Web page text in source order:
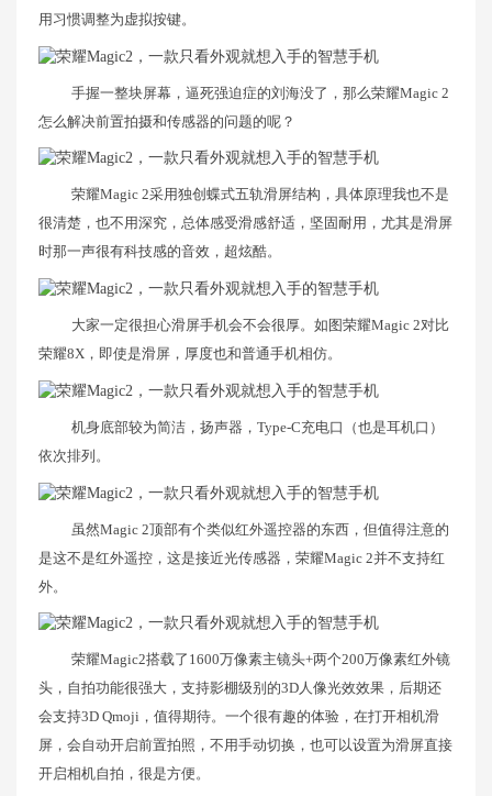
用习惯调整为虚拟按键。
手握一整块屏幕，逼死强迫症的刘海没了，那么荣耀Magic 2
怎么解决前置拍摄和传感器的问题的呢？
荣耀Magic 2采用独创蝶式五轨滑屏结构，具体原理我也不是
很清楚，也不用深究，总体感受滑感舒适，坚固耐用，尤其是滑屏
时那一声很有科技感的音效，超炫酷。
大家一定很担心滑屏手机会不会很厚。如图荣耀Magic 2对比
荣耀8X，即使是滑屏，厚度也和普通手机相仿。
机身底部较为简洁，扬声器，Type-C充电口（也是耳机口）
依次排列。
虽然Magic 2顶部有个类似红外遥控器的东西，但值得注意的
是这不是红外遥控，这是接近光传感器，荣耀Magic 2并不支持红
外。
荣耀Magic2搭载了1600万像素主镜头+两个200万像素红外镜
头，自拍功能很强大，支持影棚级别的3D人像光效效果，后期还
会支持3D Qmoji，值得期待。一个很有趣的体验，在打开相机滑
屏，会自动开启前置拍照，不用手动切换，也可以设置为滑屏直接
开启相机自拍，很是方便。